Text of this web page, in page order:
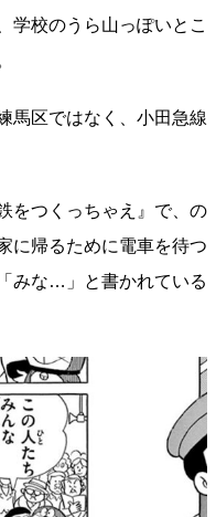
学校のうら山っぽいとこ
馬区ではなく、小田急線
をつくっちゃえ』で、の
に帰るために電車を待つ
みな…」と書かれている